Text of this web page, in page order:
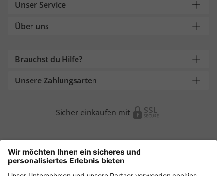
Unser Service
Über uns
Brauchst du Hilfe?
Unsere Zahlungsarten
Sicher einkaufen mit
Weitere Onlineshops